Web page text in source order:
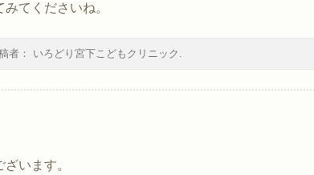
てくださいね。
者： いろどり宮下こどもクリニック .
います。